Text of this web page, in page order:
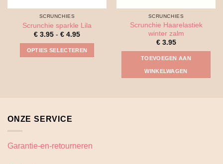
SCRUNCHIES
Scrunchie sparkle Lila
€ 3.95 - € 4.95Prijsklasse:
tot
€ 4.95
OPTIES SELECTEREN
gekozen
SCRUNCHIES
Scrunchie Haarelastiek
winter zalm
€3.95
TOEVOEGEN AAN
WINKELWAGEN
ONZE SERVICE
Garantie-en-retourneren